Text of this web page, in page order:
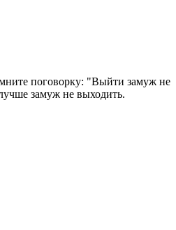
поговорку: "Выйти замуж не
замуж не выходить.